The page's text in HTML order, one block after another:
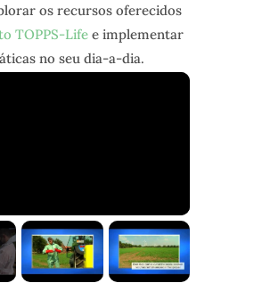
os recursos oferecidos
TOPPS-Lifee implementar
no seu dia-a-dia.